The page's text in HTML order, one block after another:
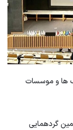
ها و موسسات
گردهمایی